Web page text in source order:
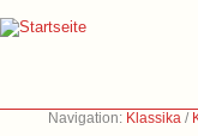
Navigation: Klassika /